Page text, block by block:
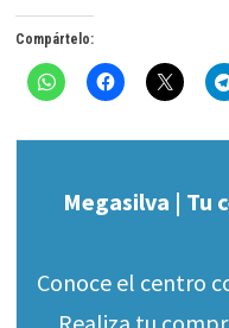
Compártelo:
Megasilva | Tu
Conoce el centro